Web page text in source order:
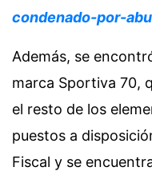
condenado-por-
Además, se
marca Sportiva 70,
el resto de los
puestos a
Fiscal y se